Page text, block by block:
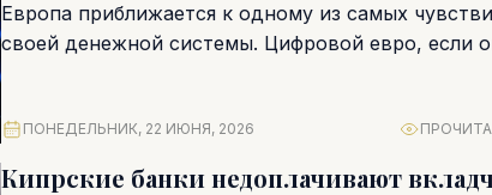
Европа приближается к одному из самых
своей денежной системы. Цифровой евро, если
ПОНЕДЕЛЬНИК, 22 ИЮНЯ, 2026
Кипрские банки недоплачивают